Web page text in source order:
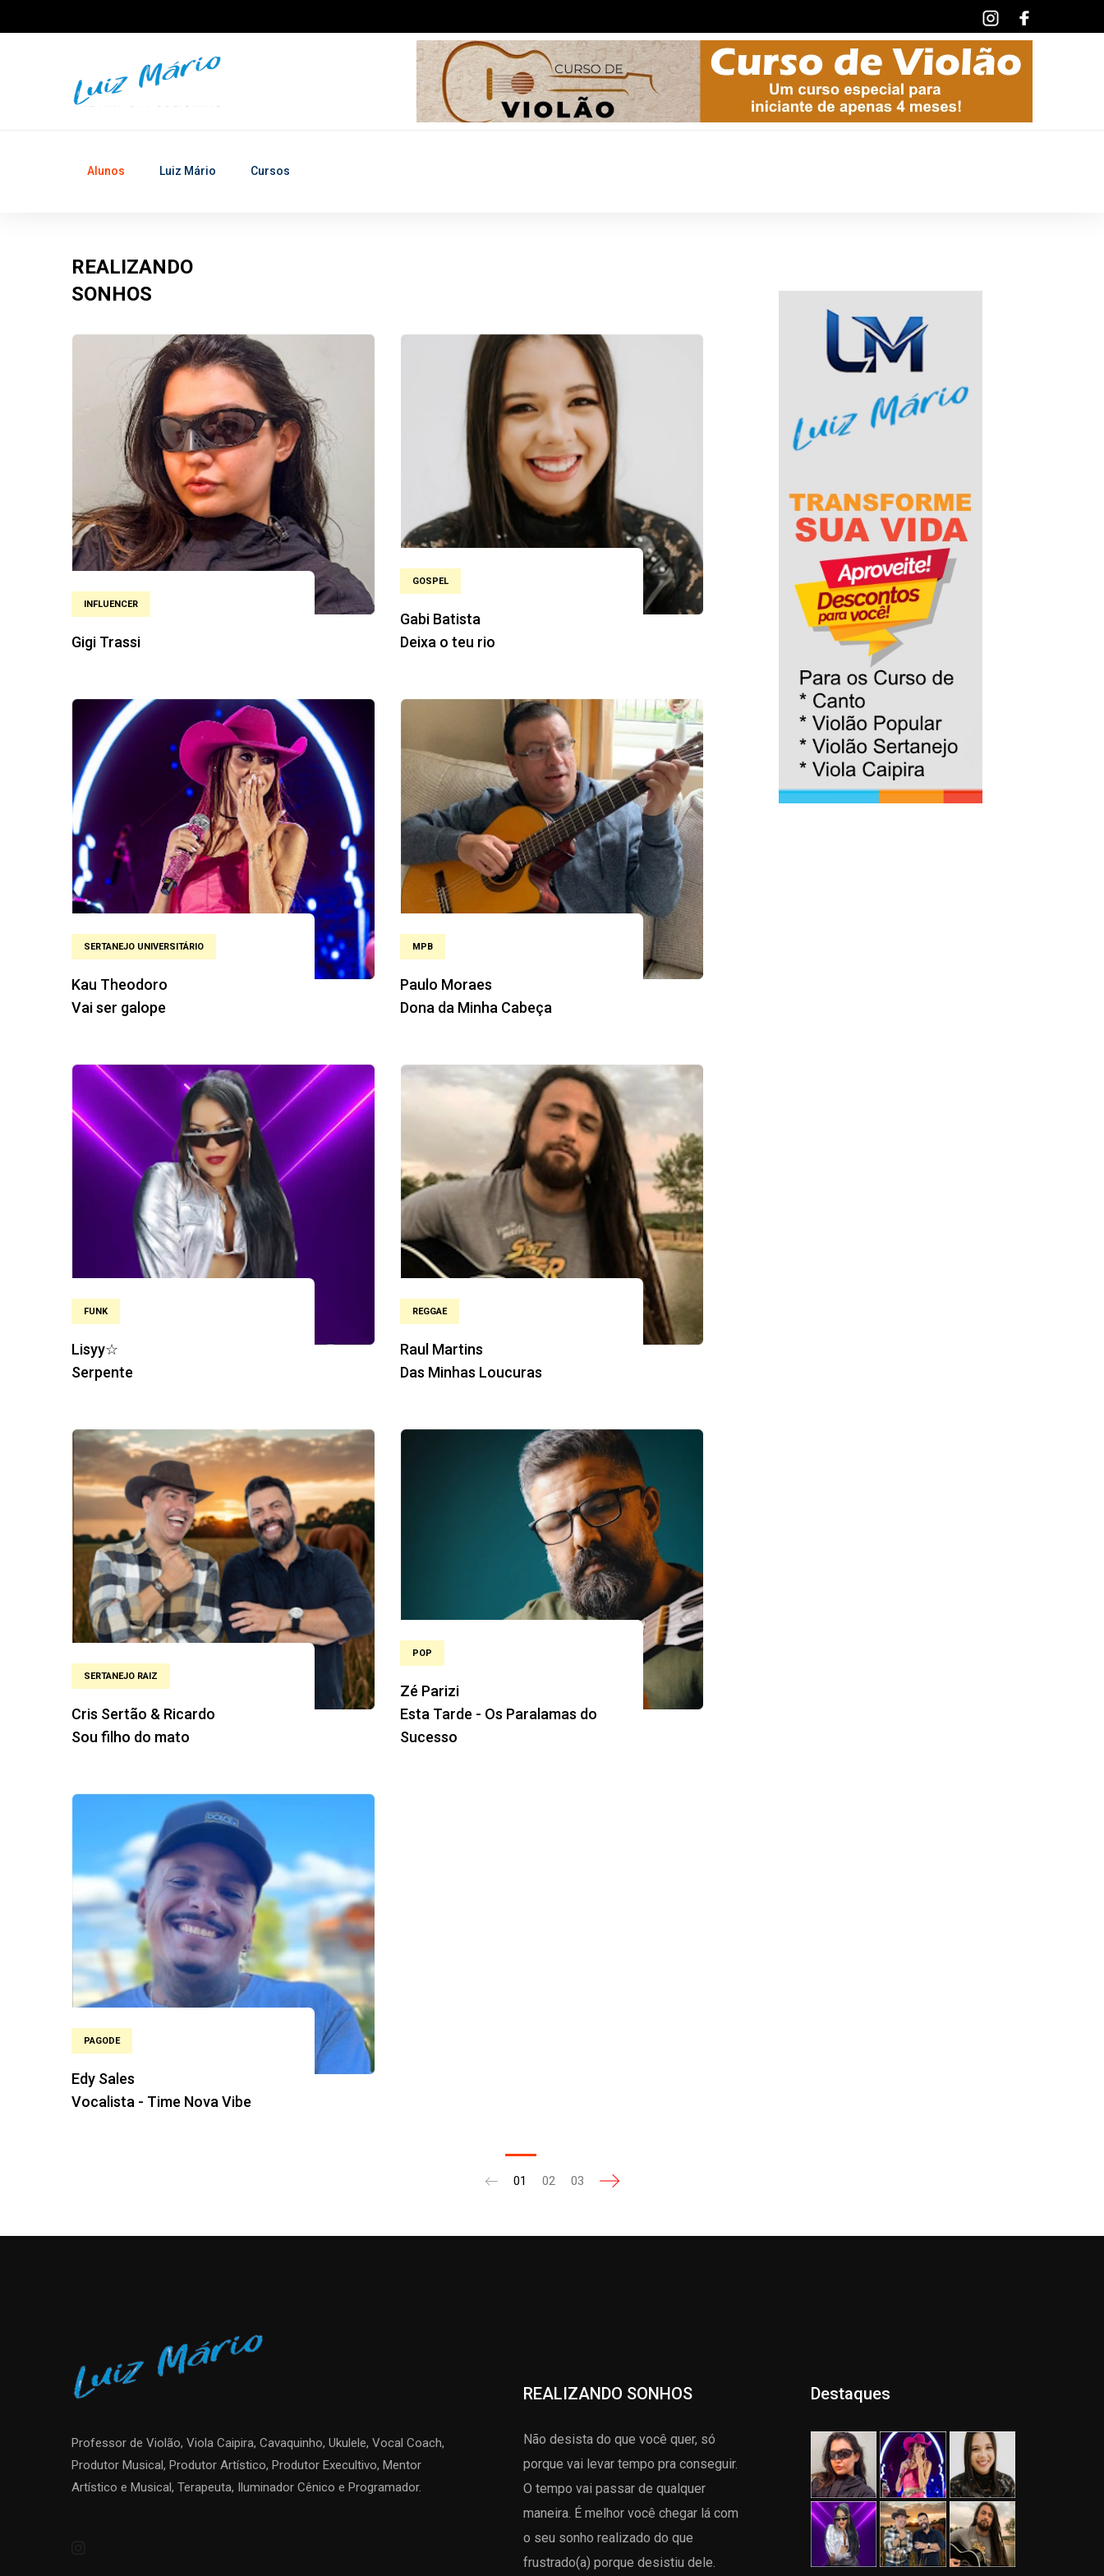
Alunos Luiz Mário Cursos
REALIZANDO
SONHOS
INFLUENCER
Gigi Trassi
GOSPEL
Gabi Batista
Deixa o teu rio
SERTANEJO UNIVERSITÁRIO
Kau Theodoro
Vai ser galope
MPB
Paulo Moraes
Dona da Minha Cabeça
FUNK
Lisyy☆
Serpente
REGGAE
Raul Martins
Das Minhas Loucuras
SERTANEJO RAIZ
Cris Sertão & Ricardo
Sou filho do mato
POP
Zé Parizi
Esta Tarde - Os Paralamas do
Sucesso
PAGODE
Edy Sales
Vocalista - Time Nova Vibe
01 02 03
Professor de Violão, Viola Caipira, Cavaquinho, Ukulele, Vocal Coach,
Produtor Musical, Produtor Artístico, Produtor Execultivo, Mentor
Artístico e Musical, Terapeuta, Iluminador Cênico e Programador.
REALIZANDO SONHOS
Não desista do que você quer, só
porque vai levar tempo pra conseguir.
O tempo vai passar de qualquer
maneira. É melhor você chegar lá com
o seu sonho realizado do que
frustrado(a) porque desistiu dele.
Destaques